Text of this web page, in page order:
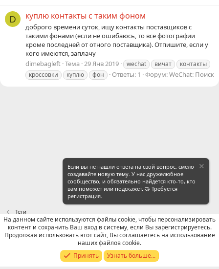
D куплю контакты с таким фоном
доброго времени суток, ищу контакты поставщиков с
такими фонами (если не ошибаюсь, то все фотографии
кроме последней от отного поставщика). Отпишите, если у
кого имеются, заплачу
dimebagleft Тема 29 Янв 2019 wechat вичат
контакты
кроссовки
куплю фон Ответы: 1 Форум:WeChat: Поиск
Теги
Russian (RU)
Условия и правила
Политика конфиденциальности
Помощь
R
S
Если вы не нашли ответа на свой вопрос, смело
создавайте новую тему. У нас дружелюбное
сообщество, и обязательно найдется кто-то, кто
вам поможет или подскажет. 🤝 Требуется
регистрация.
На данном сайте используются файлы cookie, чтобы персонализировать
контент и сохранить Ваш вход в систему, если Вы зарегистрируетесь.
Продолжая использовать этот сайт, Вы соглашаетесь на использование
наших файлов cookie.
Принять
Узнать больше...